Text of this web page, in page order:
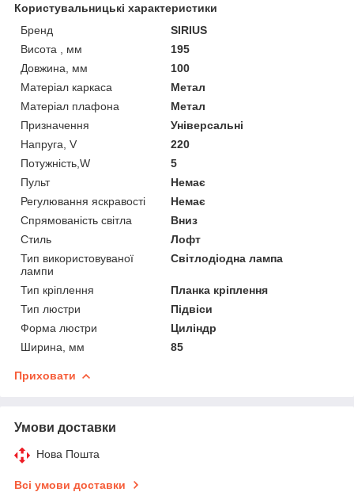
Користувальницькі характеристики
Бренд
SIRIUS
Висота , мм
195
Довжина, мм
100
Матеріал каркаса
Метал
Матеріал плафона
Метал
Призначення
Універсальні
Напруга, V
220
Потужність,W
5
Пульт
Немає
Регулювання яскравості
Немає
Спрямованість світла
Вниз
Стиль
Лофт
Тип використовуваної
лампи
Світлодіодна лампа
Тип кріплення
Планка кріплення
Тип люстри
Підвіси
Форма люстри
Циліндр
Ширина, мм
85
Приховати
Умови доставки
Нова Пошта
Всі умови доставки